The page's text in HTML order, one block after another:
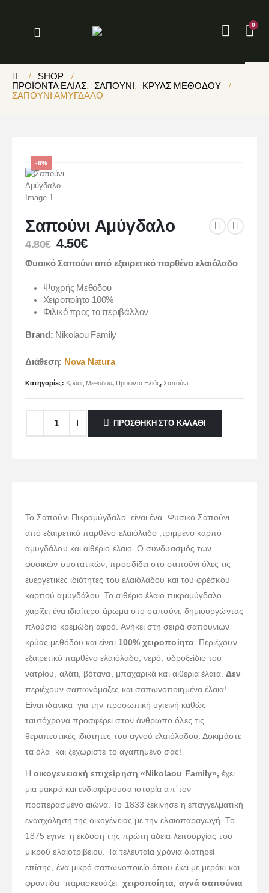
0
SHOP
ΠΡΟΪΌΝΤΑ ΕΛΙΆΣ, ΣΑΠΟΎΝΙ,
ΚΡΎΑΣ ΜΕΘΌΔΟΥ
ΣΑΠΟΎΝΙ ΑΜΎΓΔΑΛΟ
-6%
Σαπούνι Αμύγδαλο
4.80€ 4.50€
Φυσικό Σαπούνι από εξαιρετικό παρθένο ελαιόλαδο
Ψυχρής Μεθόδου
Χειροποίητο 100%
Φιλικό προς το περιβάλλον
Brand: Nikolaou Family
Διάθεση: Nova Natura
Κατηγορίες: Κρύας Μεθόδου, Προϊόντα Ελιάς, Σαπούνι
ΠΡΟΣΘΉΚΗ ΣΤΟ ΚΑΛΆΘΙ
Το Σαπούνι Πικραμύγδαλο είναι ένα Φυσικό Σαπούνι
από εξαιρετικό παρθένο ελαιόλαδο ,τριμμένο καρπό
αμυγδάλου και αιθέριο έλαιο. Ο συνδυασμός των
φυσικών συστατικών, προσδίδει στο σαπούνι όλες τις
ευεργετικές ιδιότητες του ελαιόλαδου και του φρέσκου
καρπού αμυγδάλου. Το αιθέριο έλαιο πικραμύγδαλο
χαρίζει ένα ιδιαίτερο άρωμα στο σαπούνι, δημιουργώντας
πλούσιο κρεμώδη αφρό. Ανήκει στη σειρά σαπουνιών
κρύας μεθόδου και είναι 100% χειροποίητα. Περιέχουν
εξαιρετικό παρθένο ελαιόλαδο, νερό, υδροξείδιο του
νατρίου, αλάτι, βότανα, μπαχαρικά και αιθέρια έλαια. Δεν
περιέχουν σαπωνόμαζες και σαπωνοποιημένα έλαια!
Είναι ιδανικά για την προσωπική υγιεινή καθώς
ταυτόχρονα προσφέρει στον άνθρωπο όλες τις
θεραπευτικές ιδιότητες του αγνού ελαιόλαδου. Δοκιμάστε
τα όλα και ξεχωρίστε το αγαπημένο σας!
Ηοικογενειακή επιχείρηση «Nikolaou Family»,έχει
μια μακρά και ενδιαφέρουσα ιστορία απ΄τον
προπερασμένο αιώνα. Το 1833 ξεκίνησε η επαγγελματική
ενασχόληση της οικογένειας με την ελαιοπαραγωγή. Το
1875 έγινε η έκδοση της πρώτη άδεια λειτουργίας του
μικρού ελαιοτριβείου. Τα τελευταία χρόνια διατηρεί
επίσης, ένα μικρό σαπωνοποιείο όπου έκει με μεράκι και
φροντίδα παρασκευάζει χειροποίητα, αγνά σαπούνια